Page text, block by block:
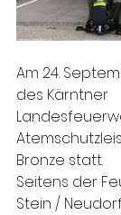
Am 24.
des Kärntner
Bronze statt.
Seitens der
Stein /